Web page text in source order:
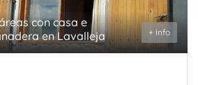
con casa e
en Lavalleja
+ Info